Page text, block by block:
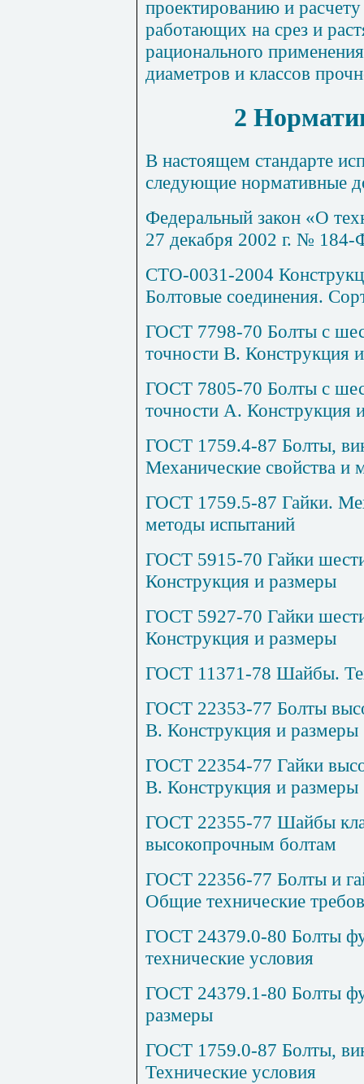
проектированию и
работающих на срез и
рационального
диаметров и классов
2
В настоящем стандарте
следующие нормативные
Федеральный закон «О
27 декабря 2002 г. № 184-
СТО-0031-2004
Болтовые соединения.
ГОСТ 7798-70 Болты с
точности В. Конструкция
ГОСТ 7805-70 Болты с
точности А. Конструкция
ГОСТ 1759.4-87 Болты,
Механические свойства и
ГОСТ 1759.5-87 Гайки.
методы испытаний
ГОСТ 5915-70 Гайки
Конструкция и размеры
ГОСТ 5927-70 Гайки
Конструкция и размеры
ГОСТ 11371-78 Шайбы.
ГОСТ 22353-77 Болты
В. Конструкция и размеры
ГОСТ 22354-77 Гайки
В. Конструкция и размеры
ГОСТ 22355-77 Шайбы
высокопрочным болтам
ГОСТ 22356-77 Болты и
Общие технические
ГОСТ 24379.0-80 Болты
технические условия
ГОСТ 24379.1-80 Болты
размеры
ГОСТ 1759.0-87 Болты,
Технические условия